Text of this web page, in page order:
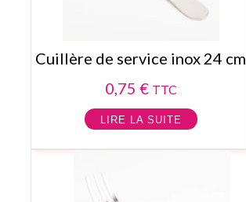
Cuillère de service inox 24 cm
0,75 € TTC
LIRE LA SUITE